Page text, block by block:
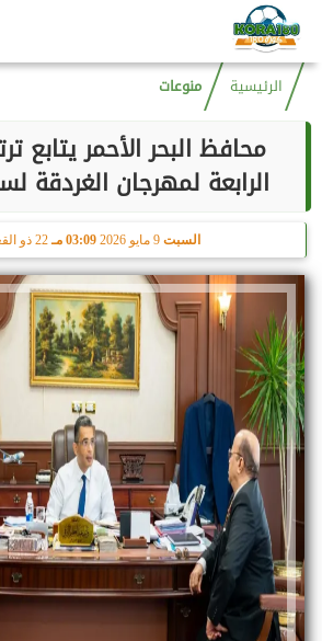
الرئيسية منوعات
محافظ البحر الأحمر يتابع
الرابعة لمهرجان الغردقة
السبت 03:09 مـ 22 ذو القعدة 1447